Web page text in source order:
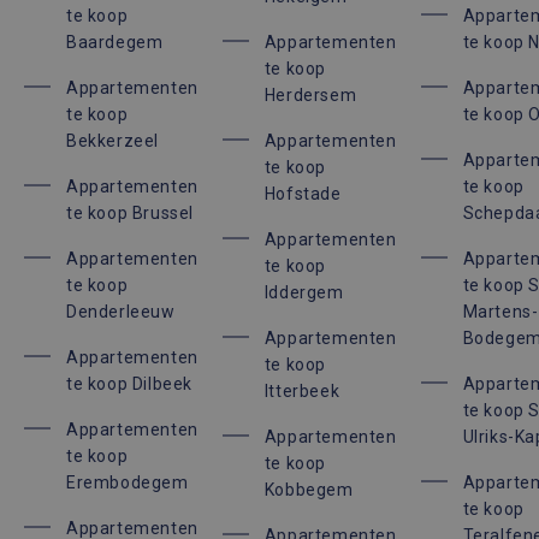
te koop
Baardegem
Appartementen
te koop
Bekkerzeel
Appartementen
te koop Brussel
Appartementen
te koop
Denderleeuw
Appartementen
te koop Dilbeek
Appartementen
te koop
Erembodegem
Appartementen
Appartementen
te koop
Herdersem
Appartementen
te koop
Hofstade
Appartementen
te koop
Iddergem
Appartementen
te koop
Itterbeek
Appartementen
te koop
Kobbegem
te koop
te koop
te koop
te koop
Martens-
te koop
Ulriks-
te koop
De website kan niet goed worden gebruikt
zonder de strikt noodzakelijke cookies.
Aanbieder /
Domein
www.google.com
6 maanden
met
de
CookieScriptConsent
CookieScript
1 maand
door
van
Google Privacy Policy